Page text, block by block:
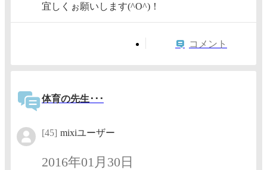
宜しくぉ願いします(^O^)！
コメント
体育の先生･･･
[45] mixiユーザー
2016年01月30日